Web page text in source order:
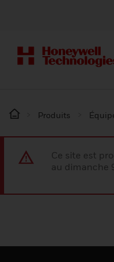
Produits
Ce site est
au dimanche